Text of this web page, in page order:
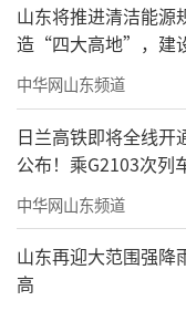
山东将推进清洁能源
造“四大高地”，建
中华网山东频道
日兰高铁即将全线开
公布！乘G2103次列
时到达
中华网山东频道
山东再迎大范围强降
高